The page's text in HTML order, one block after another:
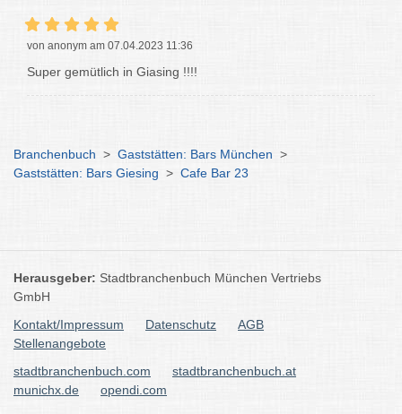
von anonym am 07.04.2023 11:36
Super gemütlich in Giasing !!!!
Branchenbuch > Gaststätten: Bars München >
Gaststätten: Bars Giesing > Cafe Bar 23
Herausgeber: Stadtbranchenbuch München Vertriebs
GmbH
Kontakt/Impressum
Datenschutz
AGB
Stellenangebote
stadtbranchenbuch.com
stadtbranchenbuch.at
munichx.de
opendi.com